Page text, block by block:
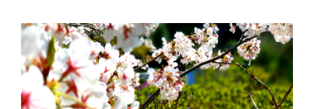
content